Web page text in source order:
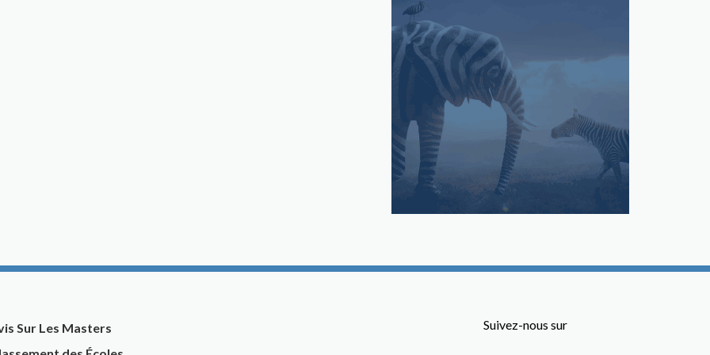
Sur Les Masters
Suivez-nous sur